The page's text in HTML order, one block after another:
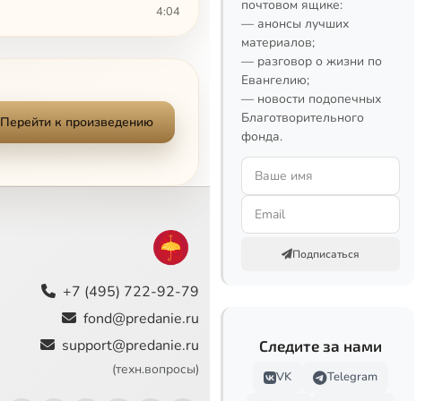
4:04
2:32
6:44
8:12
8:38
1:41
Перейти к произведению
+7 (495) 722-92-79
fond@predanie.ru
support@predanie.ru
(техн.вопросы)
почтовом ящике:
— анонсы лучших
материалов;
— разговор о жизни по
Евангелию;
— новости подопечных
Благотворительного
фонда.
Подписаться
Следите за нами
VK
Telegram